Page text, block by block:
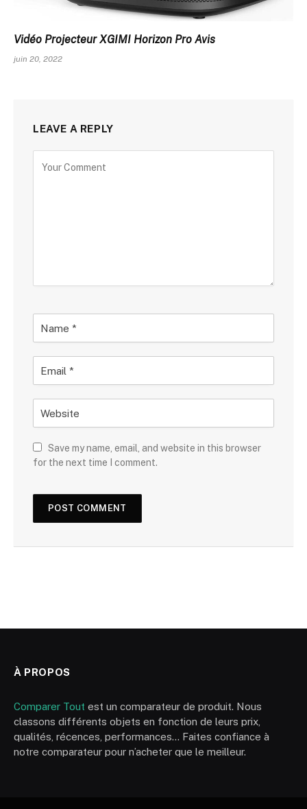
Vidéo Projecteur XGIMI Horizon Pro Avis
juin 20, 2022
LEAVE A REPLY
Save my name, email, and website in this browser
for the next time I comment.
À PROPOS
Comparer Tout est un comparateur de produit. Nous
classons différents objets en fonction de leurs prix,
qualités, récences, performances… Faites confiance à
notre comparateur pour n’acheter que le meilleur.